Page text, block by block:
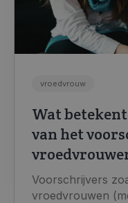
vroedvrouw
Wat
van het
Voorschrijvers
vroedvrouwen